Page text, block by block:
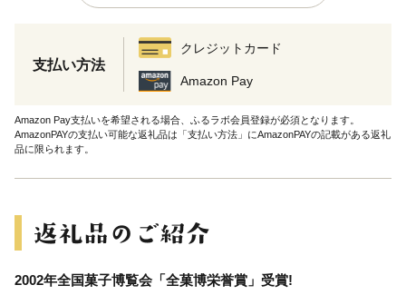
支払い方法
クレジットカード
Amazon Pay
Amazon Pay支払いを希望される場合、ふるラボ会員登録が必須となります。
AmazonPAYの支払い可能な返礼品は「支払い方法」にAmazonPAYの記載がある返礼
品に限られます。
2002年全国菓子博覧会「全菓博栄誉賞」受賞!